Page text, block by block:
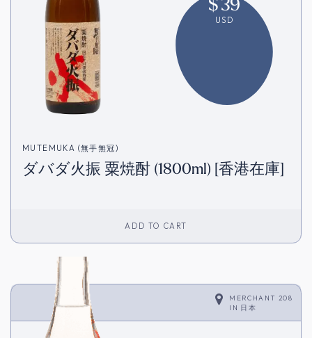
USD
MUTEMUKA (無手無冠)
ダバダ火振 粟焼酎 (1800ml) [香港在庫]
ADD TO CART
MERCHANT 208
IN 日本